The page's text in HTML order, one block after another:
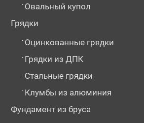
- Овальный купол
Грядки
- Оцинкованные грядки
- Грядки из ДПК
- Стальные грядки
- Клумбы из алюминия
Фундамент из бруса